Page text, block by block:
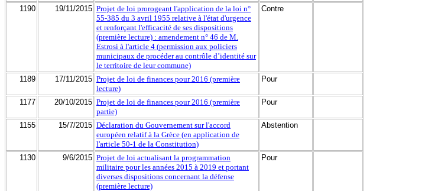
1190 19/11/2015 Projet de loi prorogeant l'application de la loi n°
55-385 du 3 avril 1955 relative à l'état d'urgence
et renforçant l'efficacité de ses dispositions
(première lecture) : amendement n° 46 de M.
Estrosi à l'article 4 (permission aux policiers
municipaux de procéder au contrôle d’identité sur
le territoire de leur commune)
Contre
1189 17/11/2015 Projet de loi de finances pour 2016 (première
lecture)
Pour
1177 20/10/2015 Projet de loi de finances pour 2016 (première
partie)
Pour
1155 15/7/2015 Déclaration du Gouvernement sur l'accord
européen relatif à la Grèce (en application de
l'article 50-1 de la Constitution)
Abstention
1130 9/6/2015 Projet de loi actualisant la programmation
militaire pour les années 2015 à 2019 et portant
diverses dispositions concernant la défense
(première lecture)
Pour